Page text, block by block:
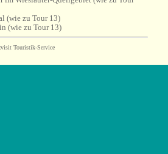
(wie zu Tour 13)
(wie zu Tour 13)
Touristik-Service